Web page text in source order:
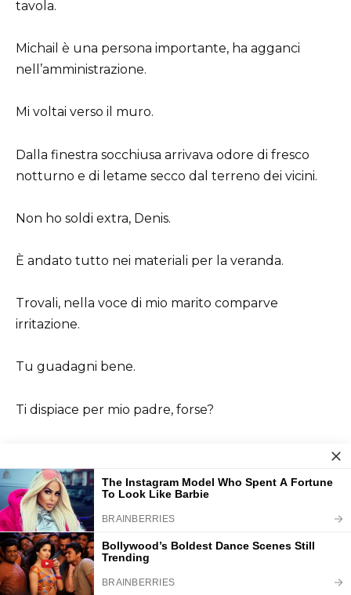
tavola.
Michail è una persona importante, ha agganci
nell’amministrazione.
Mi voltai verso il muro.
Dalla finestra socchiusa arrivava odore di fresco
notturno e di letame secco dal terreno dei vicini.
Non ho soldi extra, Denis.
È andato tutto nei materiali per la veranda.
Trovali, nella voce di mio marito comparve
irritazione.
Tu guadagni bene.
Ti dispiace per mio padre, forse?
A chi resterà poi?
A noi resterà.
Abbi pazienza ancora un po’, non metterti contro